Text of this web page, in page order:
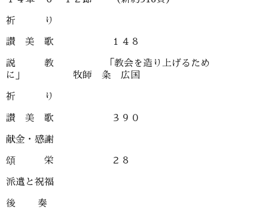
祈 り
讃 美 歌 １４８
説 教 「教会を造り上げるため
に」 牧師 粂 広国
祈 り
讃 美 歌 ３９０
献金・感謝
頌 栄 ２８
派遣と祝福
後 奏